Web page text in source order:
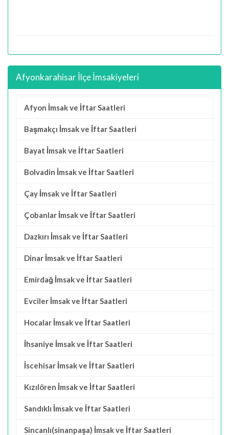
Afyonkarahisar İlçe İmsakiyeleri
Afyon İmsak ve İftar Saatleri
Başmakçı İmsak ve İftar Saatleri
Bayat İmsak ve İftar Saatleri
Bolvadin İmsak ve İftar Saatleri
Çay İmsak ve İftar Saatleri
Çobanlar İmsak ve İftar Saatleri
Dazkırı İmsak ve İftar Saatleri
Dinar İmsak ve İftar Saatleri
Emirdağ İmsak ve İftar Saatleri
Evciler İmsak ve İftar Saatleri
Hocalar İmsak ve İftar Saatleri
İhsaniye İmsak ve İftar Saatleri
İscehisar İmsak ve İftar Saatleri
Kızılören İmsak ve İftar Saatleri
Sandıklı İmsak ve İftar Saatleri
Sincanlı(sinanpaşa) İmsak ve İftar Saatleri